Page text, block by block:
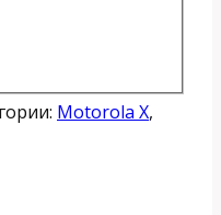
Motorola X,